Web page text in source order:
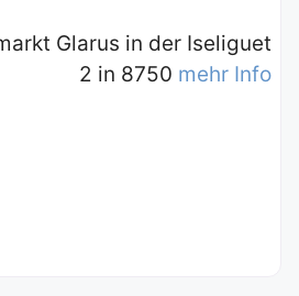
Glarus in der Iseliguet
2 in 8750 mehr Info